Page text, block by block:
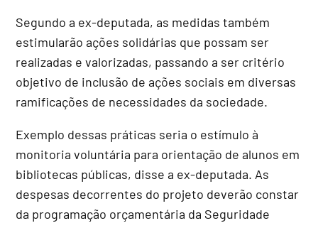
Segundo a ex-deputada, as medidas também
estimularão ações solidárias que possam ser
realizadas e valorizadas, passando a ser critério
objetivo de inclusão de ações sociais em diversas
ramificações de necessidades da sociedade.
Exemplo dessas práticas seria o estímulo à
monitoria voluntária para orientação de alunos em
bibliotecas públicas, disse a ex-deputada. As
despesas decorrentes do projeto deverão constar
da programação orçamentária da Seguridade